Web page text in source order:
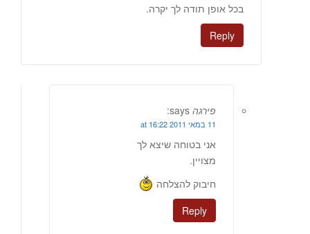
בכל אופן תודה לך יקרה.
Reply
פירגה says:
11 במאי 2011 at 16:22
אני בטוחה שיצא לך
מצויין.
חיבוק להצלחה
Reply